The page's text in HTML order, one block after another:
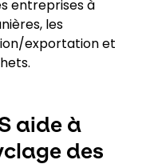
entreprises à
les
exportation et
aide à
des